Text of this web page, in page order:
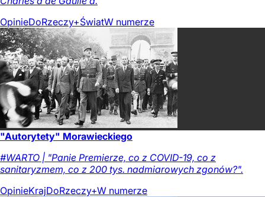
OpinieDoRzeczy+ŚwiatW numerze
"Autorytety" Morawieckiego
#WARTO | "Panie Premierze, co z COVID-19, co z
sanitaryzmem, co z 200 tys. nadmiarowych zgonów?".
OpinieKrajDoRzeczy+W numerze